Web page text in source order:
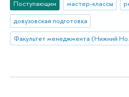
Поступающим мастер-классы
довузовская подготовка